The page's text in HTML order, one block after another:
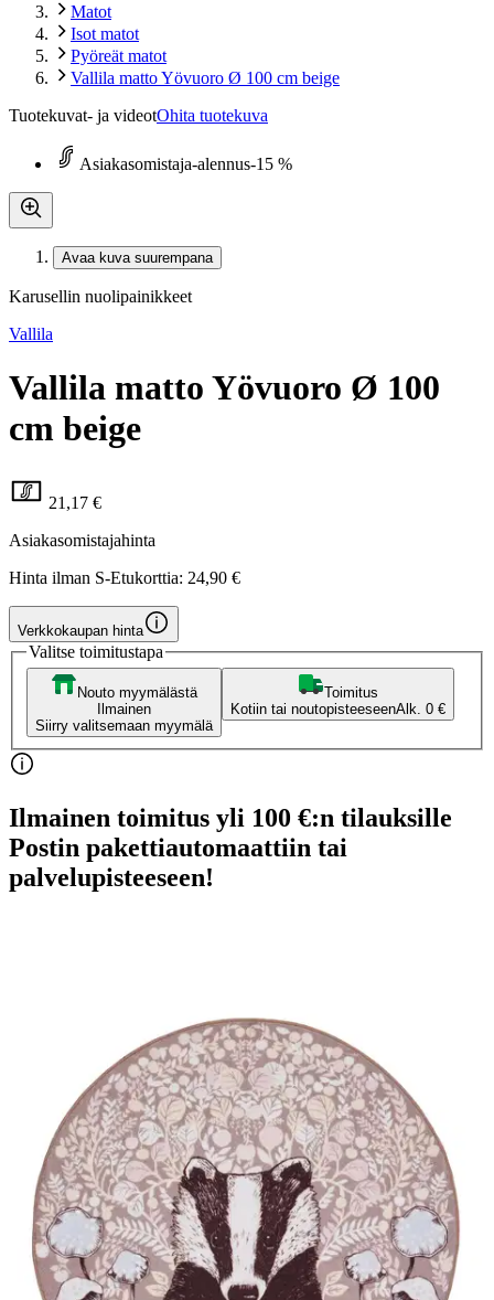
Matot
Isot matot
Pyöreät matot
Vallila matto Yövuoro Ø 100 cm beige
Tuotekuvat- ja videotOhita tuotekuva
Asiakasomistaja-alennus-15 %
Avaa kuva suurempana
Karusellin nuolipainikkeet
Vallila
Vallila matto Yövuoro Ø 100
cm beige
21,17 €
Asiakasomistajahinta
Hinta ilman S-Etukorttia: 24,90 €
Verkkokaupan hinta
Valitse toimitustapa
Nouto myymälästä
Ilmainen
Siirry valitsemaan myymälä
Toimitus
Kotiin tai noutopisteeseenAlk. 0 €
Ilmainen toimitus yli 100 €:n tilauksille
Postin pakettiautomaattiin tai
palvelupisteeseen!
Tarkista myymäläsaatavuus
Tuotekuvaus
Vallila matto Yövuoro 100cm latte, 100% polyamidi silmukkanukka
matto